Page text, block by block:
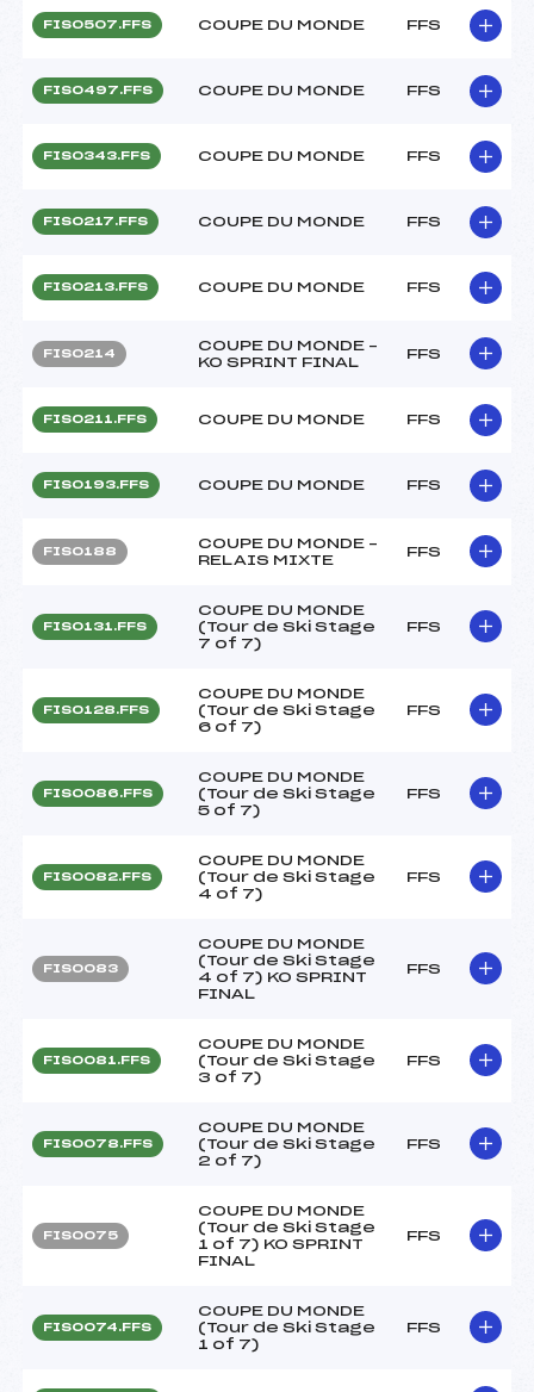
FIS0507.FFS COUPE DU MONDE FFS
FIS0497.FFS COUPE DU MONDE FFS
FIS0343.FFS COUPE DU MONDE FFS
FIS0217.FFS COUPE DU MONDE FFS
FIS0213.FFS COUPE DU MONDE FFS
FIS0214
COUPE DU MONDE –
KO SPRINT FINAL
FFS
FIS0211.FFS COUPE DU MONDE FFS
FIS0193.FFS COUPE DU MONDE FFS
FIS0188
COUPE DU MONDE –
RELAIS MIXTE
FFS
FIS0131.FFS
COUPE DU MONDE
(Tour de Ski Stage
7 of 7)
FFS
FIS0128.FFS
COUPE DU MONDE
(Tour de Ski Stage
6 of 7)
FFS
FIS0086.FFS
COUPE DU MONDE
(Tour de Ski Stage
5 of 7)
FFS
FIS0082.FFS
COUPE DU MONDE
(Tour de Ski Stage
4 of 7)
FFS
FIS0083
COUPE DU MONDE
(Tour de Ski Stage
4 of 7) KO SPRINT
FINAL
FFS
FIS0081.FFS
COUPE DU MONDE
(Tour de Ski Stage
3 of 7)
FFS
FIS0078.FFS
COUPE DU MONDE
(Tour de Ski Stage
2 of 7)
FFS
FIS0075
COUPE DU MONDE
(Tour de Ski Stage
1 of 7) KO SPRINT
FINAL
FFS
FIS0074.FFS
COUPE DU MONDE
(Tour de Ski Stage
1 of 7)
FFS